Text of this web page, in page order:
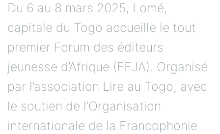
Du 6 au 8 mars 2025, Lomé,
capitale du Togo accueille le tout
premier Forum des éditeurs
jeunesse d’Afrique (FEJA). Organisé
par l’association Lire au Togo, avec
le soutien de l’Organisation
internationale de la Francophonie